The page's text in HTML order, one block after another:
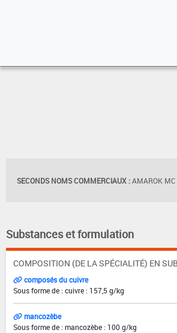
SECONDS NOMS COMMERCIAUX :AMAROK MC
Substances et formulation
COMPOSITION (DE LA SPÉCIALITÉ) EN
composés du cuivre
Sous forme de : cuivre : 157,5 g/kg
mancozèbe
Sous forme de : mancozèbe : 100 g/kg